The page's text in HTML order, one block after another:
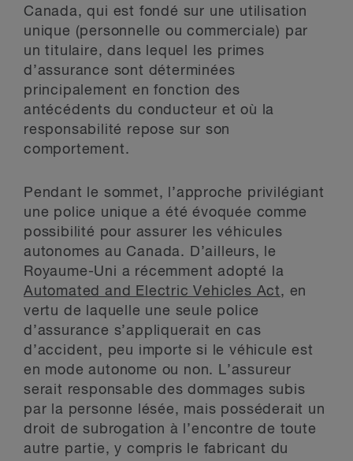
Canada, qui est fondé sur une utilisation
unique (personnelle ou commerciale) par
un titulaire, dans lequel les primes
d’assurance sont déterminées
principalement en fonction des
antécédents du conducteur et où la
responsabilité repose sur son
comportement.
Pendant le sommet, l’approche privilégiant
une police unique a été évoquée comme
possibilité pour assurer les véhicules
autonomes au Canada. D’ailleurs, le
Royaume-Uni a récemment adopté la
Automated and Electric Vehicles Act, en
vertu de laquelle une seule police
d’assurance s’appliquerait en cas
d’accident, peu importe si le véhicule est
en mode autonome ou non. L’assureur
serait responsable des dommages subis
par la personne lésée, mais posséderait un
droit de subrogation à l’encontre de toute
autre partie, y compris le fabricant du